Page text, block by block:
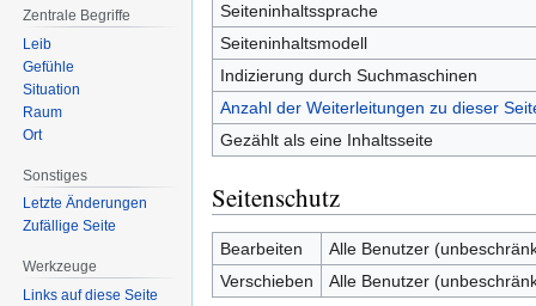
Seiteninhaltssprache
Seiteninhaltsmodell
Indizierung durch Suchmaschinen
Anzahl der Weiterleitungen zu dieser
Gezählt als eine Inhaltsseite
Seitenschutz
Bearbeiten
Alle Benutzer
Verschieben
Alle Benutzer
Zentrale Begriffe
Leib
Gefühle
Situation
Raum
Ort
Sonstiges
Letzte Änderungen
Zufällige Seite
Werkzeuge
Links auf diese Seite